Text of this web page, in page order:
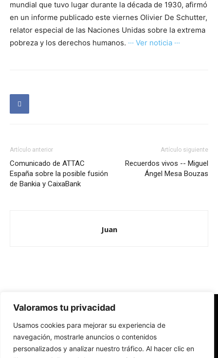
Valoramos tu privacidad
Usamos cookies para mejorar su experiencia de
navegación, mostrarle anuncios o contenidos
personalizados y analizar nuestro tráfico. Al hacer clic en
mundial que tuvo lugar durante la década de 1930, afirmó
en un informe publicado este viernes Olivier De Schutter,
relator especial de las Naciones Unidas sobre la extrema
pobreza y los derechos humanos. ··· Ver noticia ···
Artículo anterior
Comunicado de ATTAC
España sobre la posible fusión
de Bankia y CaixaBank
Artículo siguiente
Recuerdos vivos -- Miguel
Ángel Mesa Bouzas
Juan
Redes Cristianas
Una mirada alternativa sobre la Iglesia católica y la sociedad
- Colectivos de Redes Cristianas